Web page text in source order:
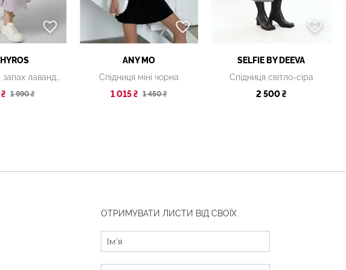
Спідниця на запах лавандового відтінку
1 990 ₴
ANY MO
Спідниця міні чорна
1 015 ₴
1 450 ₴
SELFIE BY DEEVA
Спідниця світло-сіра
2 500 ₴
ОТРИМУВАТИ ЛИСТИ ВІД СВОЇХ